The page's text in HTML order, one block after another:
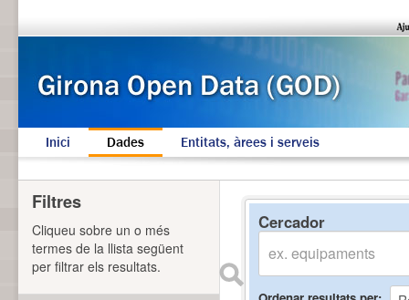
Inici Dades Entitats, àrees i serveis
Cercador
Filtres
Cliqueu sobre un o més
termes de la llista següent
per filtrar els resultats.